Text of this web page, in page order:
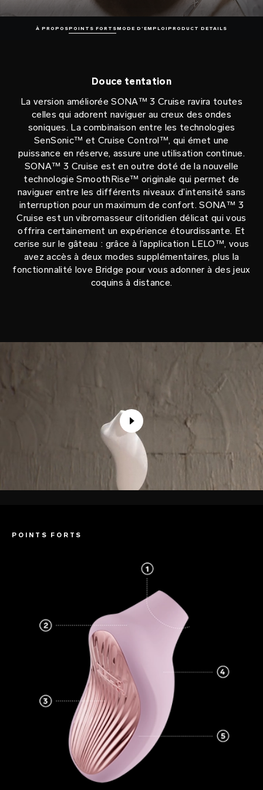
À PROPOSPOINTS FORTSMODE D’EMPLOI PRODUCT DETAILS
Douce tentation
La version améliorée SONA™ 3 Cruise ravira toutes
celles qui adorent naviguer au creux des ondes
soniques. La combinaison entre les technologies
SenSonic™ et Cruise Control™, qui émet une
puissance en réserve, assure une utilisation continue.
SONA™ 3 Cruise est en outre doté de la nouvelle
technologie SmoothRise™ originale qui permet de
naviguer entre les différents niveaux d’intensité sans
interruption pour un maximum de confort. SONA™ 3
Cruise est un vibromasseur clitoridien délicat qui vous
offrira certainement un expérience étourdissante. Et
cerise sur le gâteau : grâce à l’application LELO™, vous
avez accès à deux modes supplémentaires, plus la
fonctionnalité love Bridge pour vous adonner à des jeux
coquins à distance.
POINTS FORTS